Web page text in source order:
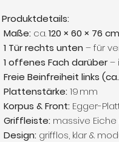
Produktdetails:
Maße: ca.120 × 60 × 76 cm
1 Tür rechts unten – für
1 offenes Fach darüber–
Freie Beinfreiheit links
Plattenstärke: 19 mm
Korpus & Front: Egger-
Griffleiste: massive
Design: grifflos, klar &